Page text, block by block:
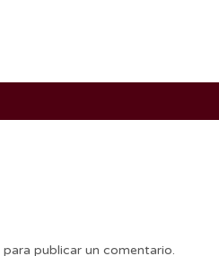
para publicar un comentario.